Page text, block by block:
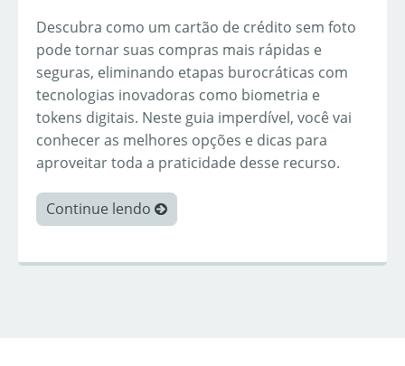
Descubra como um cartão de crédito sem foto
pode tornar suas compras mais rápidas e
seguras, eliminando etapas burocráticas com
tecnologias inovadoras como biometria e
tokens digitais. Neste guia imperdível, você vai
conhecer as melhores opções e dicas para
aproveitar toda a praticidade desse recurso.
Continue lendo